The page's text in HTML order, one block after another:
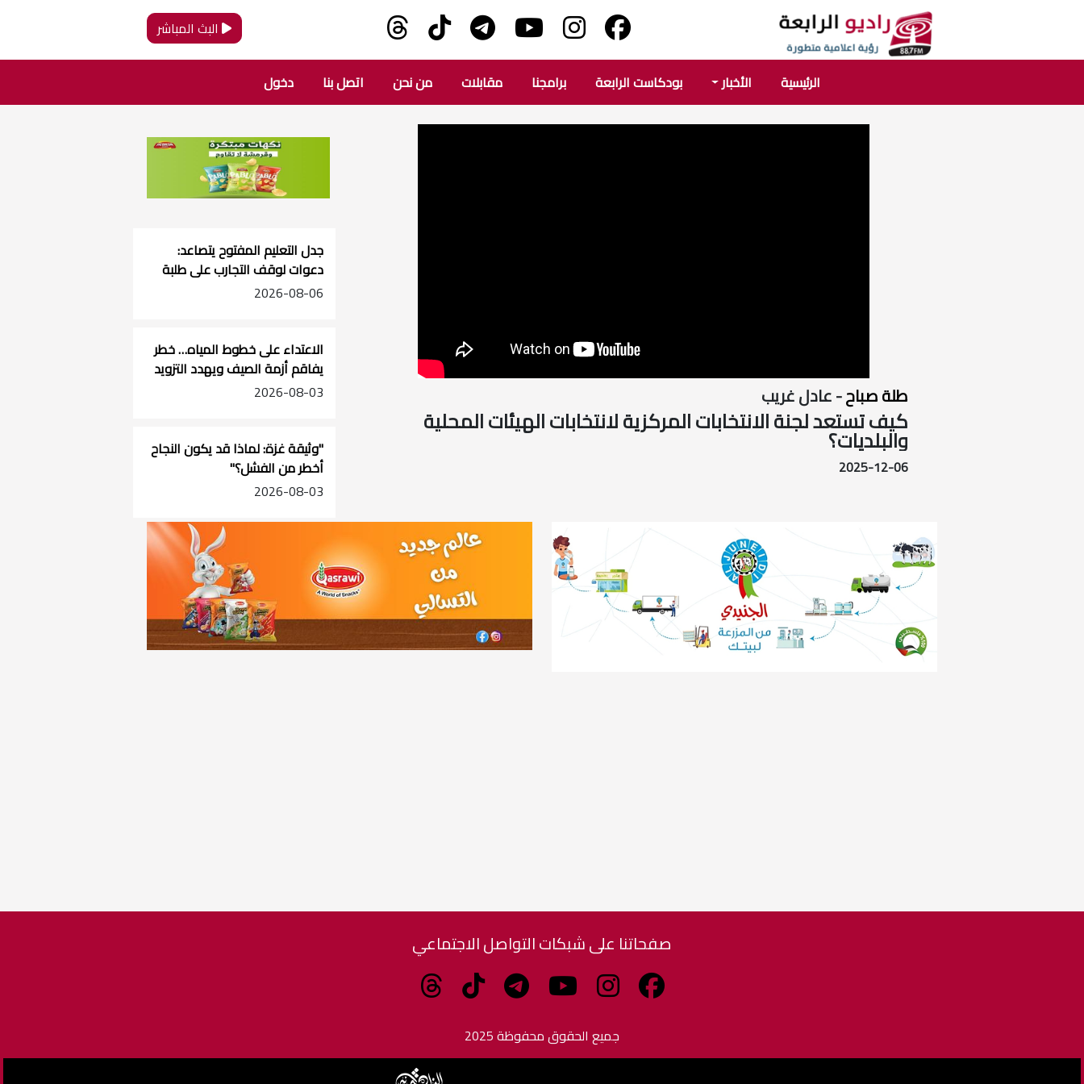
البث المباشر
الرئيسية الأخبار بودكاست الرابعة برامجنا مقابلات من نحن اتصل بنا دخول
طلة صباح- عادل غريب
كيف تستعد لجنة الانتخابات المركزية لانتخابات الهيئات المحلية
والبلديات؟
2025-12-06
جدل التعليم المفتوح يتصاعد:
دعوات لوقف التجارب على طلبة
الصفوف الأساسية
2026-08-06
الاعتداء على خطوط المياه… خطر
يفاقم أزمة الصيف ويهدد التزويد
في جنوب الضفة
2026-08-03
"وثيقة غزة: لماذا قد يكون النجاح
أخطر من الفشل؟"
2026-08-03
صفحاتنا على شبكات التواصل الاجتماعي
جميع الحقوق محفوظة 2025